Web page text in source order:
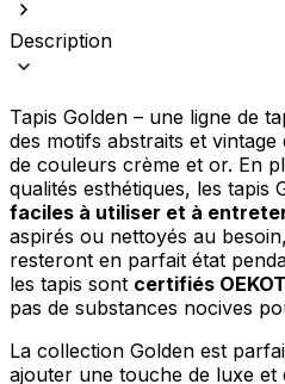
Description
Tapis Golden – une ligne de
des motifs abstraits et
de couleurs crème et or. En
qualités esthétiques, les tapis
faciles à utiliser et à
aspirés ou nettoyés au
resteront en parfait état
les tapis sont certifiés
pas de substances nocives
La collection Golden est
ajouter une touche de luxe et